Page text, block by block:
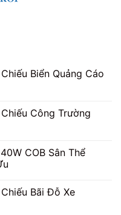
Biển Quảng Cáo
Công Trường
COB Sân Thể
Bãi Đỗ Xe